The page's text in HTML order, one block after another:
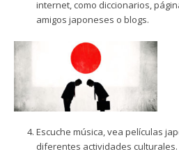
internet, como diccionarios,
amigos japoneses o blogs.
Escuche música, vea películas
diferentes actividades